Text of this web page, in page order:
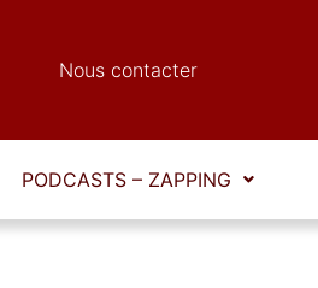
Nous contacter
PODCASTS – ZAPPING